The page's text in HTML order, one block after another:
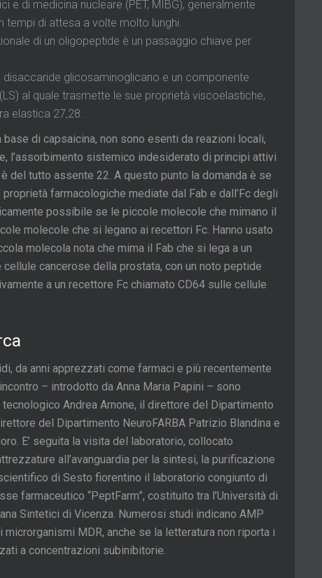
e di medicina nucleare (PET, MIBG), generalmente
tempi di attesa a volte molto lunghi.
di un oligopeptide è un passaggio chiave per
disaccaride glicosaminoglicano e un componente
al quale trasmette le sue proprietà viscoelastiche,
elastica 27,28.
di capsaicina, non sono esenti da reazioni locali,
l’assorbimento sistemico indesiderato di principi attivi
del tutto assente 22. A questo punto la domanda è se
farmacologiche mediate dal Fab e dall’Fc degli
possibile se le piccole molecole che mimano il
molecole che si legano ai recettori Fc. Hanno usato
molecola nota che mima il Fab che si lega a un
cancerose della prostata, con un noto peptide
a un recettore Fc chiamato CD64 sulle cellule
da anni apprezzati come farmaci e più recentemente
– introdotto da Anna Maria Papini – sono
Andrea Arnone, il direttore del Dipartimento
del Dipartimento NeuroFARBA Patrizio Blandina e
E’ seguita la visita del laboratorio, collocato
all’avanguardia per la sintesi, la purificazione
di Sesto fiorentino il laboratorio congiunto di
farmaceutico “PeptFarm”, costituito tra l’Università di
Sintetici di Vicenza. Numerosi studi indicano AMP
MDR, anche se la letteratura non riporta i
a concentrazioni subinibitorie.